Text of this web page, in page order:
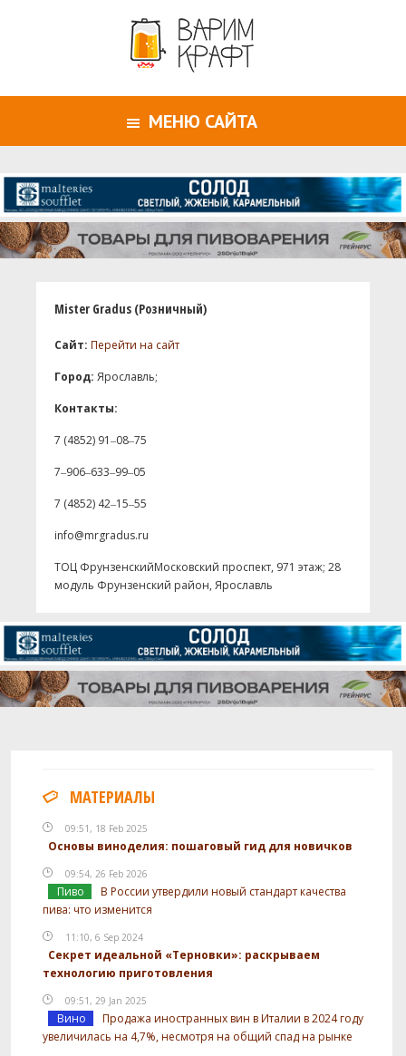
МЕНЮ САЙТА
Mister Gradus (Розничный)
Сайт: Перейти на сайт
Город: Ярославль;
Контакты:
7 (4852) 91‒08‒75
7‒906‒633‒99‒05
7 (4852) 42‒15‒55
info@mrgradus.ru
ТОЦ Фрунзенский​Московский проспект, 97​1 этаж; 28
модуль Фрунзенский район, Ярославль
МАТЕРИАЛЫ
09:51, 18 Feb 2025
Основы виноделия: пошаговый гид для новичков
09:54, 26 Feb 2026
Пиво
В России утвердили новый стандарт качества
пива: что изменится
11:10, 6 Sep 2024
Секрет идеальной «Терновки»: раскрываем
технологию приготовления
09:51, 29 Jan 2025
Вино
Продажа иностранных вин в Италии в 2024 году
увеличилась на 4,7%, несмотря на общий спад на рынке